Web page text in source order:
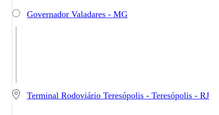
Governador Valadares - MG
Terminal Rodoviário Teresópolis - Teresópolis - RJ